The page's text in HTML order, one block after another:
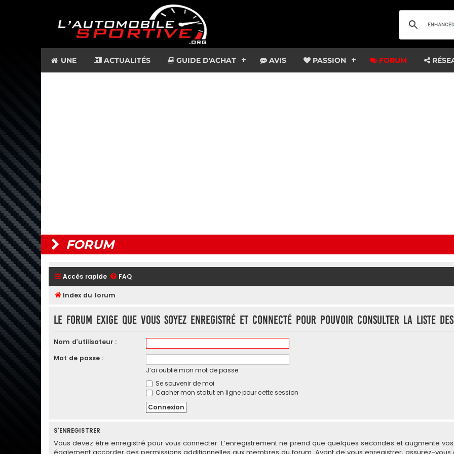
UNE ACTUALITÉS GUIDE D'ACHAT AVIS PASSION FORUM
FORUM
Accès rapide FAQ
Index du forum
Le forum exige que vous soyez enregistré et connecté pour pouvoir consulter la liste des
Nom d’utilisateur :
Mot de passe :
J’ai oublié mon mot de passe
Se souvenir de moi
Cacher mon statut en ligne pour cette session
S’ENREGISTRER
Vous devez être enregistré pour vous connecter. L’enregistrement ne prend que quelques secondes et augmente